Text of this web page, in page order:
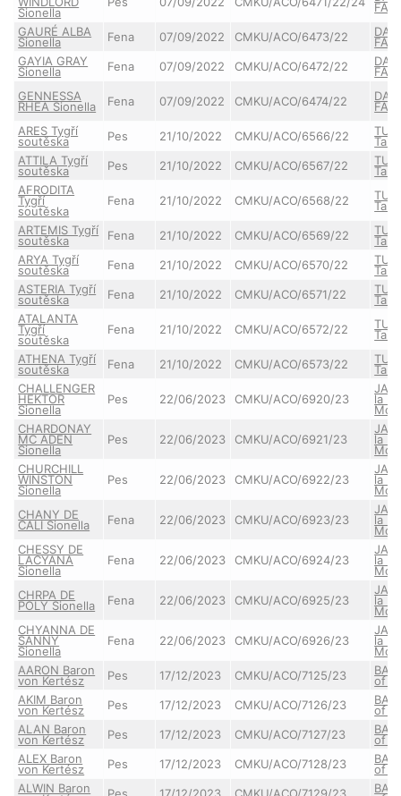
Sionella
GAURÉ ALBA
Sionella Fena 07/09/2022 CMKU/ACO/6473/22
GAYIA GRAY
Sionella Fena 07/09/2022 CMKU/ACO/6472/22
GENNESSA
RHEA Sionella Fena 07/09/2022 CMKU/ACO/6474/22
ARES Tygří
soutěska Pes 21/10/2022 CMKU/ACO/6566/22
ATTILA Tygří
soutěska Pes 21/10/2022 CMKU/ACO/6567/22
AFRODITA
Tygří
soutěska
Fena 21/10/2022 CMKU/ACO/6568/22
ARTEMIS Tygří
soutěska Fena 21/10/2022 CMKU/ACO/6569/22
ARYA Tygří
soutěska Fena 21/10/2022 CMKU/ACO/6570/22
ASTERIA Tygří
soutěska Fena 21/10/2022 CMKU/ACO/6571/22
ATALANTA
Tygří
soutěska
Fena 21/10/2022 CMKU/ACO/6572/22
ATHENA Tygří
soutěska Fena 21/10/2022 CMKU/ACO/6573/22
CHALLENGER
HEKTOR
Sionella
Pes 22/06/2023 CMKU/ACO/6920/23 la
CHARDONAY
MC ADEN
Sionella
Pes 22/06/2023 CMKU/ACO/6921/23 la
CHURCHILL
WINSTON
Sionella
Pes 22/06/2023 CMKU/ACO/6922/23 la
CHANY DE
CALI Sionella Fena 22/06/2023 CMKU/ACO/6923/23 la
CHESSY DE
LACYANA
Sionella
Fena 22/06/2023 CMKU/ACO/6924/23 la
CHRPA DE
POLY Sionella Fena 22/06/2023 CMKU/ACO/6925/23 la
CHYANNA DE
SANNY
Sionella
Fena 22/06/2023 CMKU/ACO/6926/23 la
AARON Baron
von Kertész Pes 17/12/2023 CMKU/ACO/7125/23
of
AKIM Baron
von Kertész Pes 17/12/2023 CMKU/ACO/7126/23
of
ALAN Baron
von Kertész Pes 17/12/2023 CMKU/ACO/7127/23
of
ALEX Baron
von Kertész Pes 17/12/2023 CMKU/ACO/7128/23
of
ALWIN Baron
Pes 17/12/2023 CMKU/ACO/7129/23